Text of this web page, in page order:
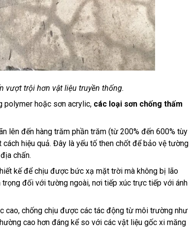
vượt trội hơn vật liệu truyền thống.
polymer hoặc sơn acrylic, các loại sơn chống thấm
lên đến hàng trăm phần trăm (từ 200% đến 600% tùy
hiệu quả. Đây là yếu tố then chốt để bảo vệ tường
chấn.
kế để chịu được bức xạ mặt trời mà không bị lão
đối với tường ngoài, nơi tiếp xúc trực tiếp với ánh
cao, chống chịu được các tác động từ môi trường như
cao hơn đáng kể so với các vật liệu gốc xi măng